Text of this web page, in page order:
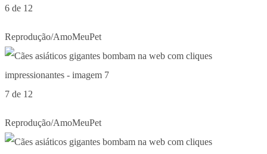
6 de 12
Reprodução/AmoMeuPet
7 de 12
Reprodução/AmoMeuPet